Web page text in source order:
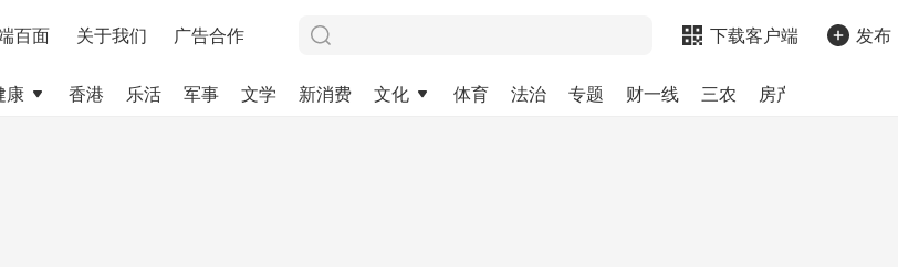
百面 关于我们 广告合作 下载客户端 发布
康 香港 乐活 军事 文学 新消费 文化 体育 法治 专题 财一线 三农 房产